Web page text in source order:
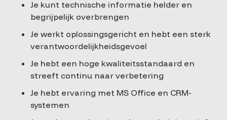
Je kunt technische informatie helder en
begrijpelijk overbrengen
Je werkt oplossingsgericht en hebt een sterk
verantwoordelijkheidsgevoel
Je hebt een hoge kwaliteitsstandaard en
streeft continu naar verbetering
Je hebt ervaring met MS Office en CRM-
systemen